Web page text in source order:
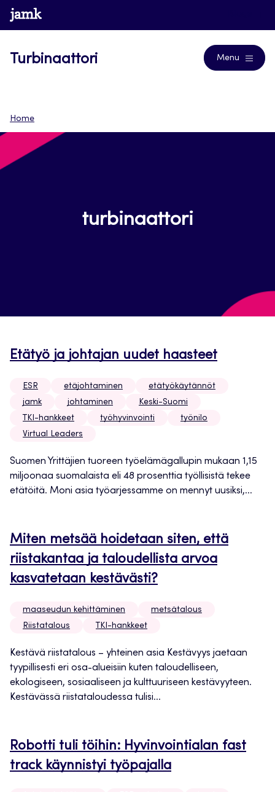
Siirry
suoraan
www.jamk.fi
Turbinaattori Menu
Home
turbinaattori
Etätyö ja johtajan uudet haasteet
ESR etäjohtaminen
etätyökäytännöt
jamk
johtaminen
Keski-Suomi
TKI-hankkeet
työhyvinvointi
työnilo
Virtual Leaders
Suomen Yrittäjien tuoreen työelämägallupin mukaan 1,15
miljoonaa suomalaista eli 48 prosenttia työllisistä tekee
etätöitä. Moni asia työarjessamme on mennyt uusiksi,...
Miten metsää hoidetaan siten, että
riistakantaa ja taloudellista arvoa
kasvatetaan kestävästi?
maaseudun kehittäminen
metsätalous
Riistatalous
TKI-hankkeet
Kestävä riistatalous – yhteinen asia Kestävyys jaetaan
tyypillisesti eri osa-alueisiin kuten taloudelliseen,
ekologiseen, sosiaaliseen ja kulttuuriseen kestävyyteen.
Kestävässä riistataloudessa tulisi...
Robotti tuli töihin: Hyvinvointialan fast
track käynnistyi työpajalla